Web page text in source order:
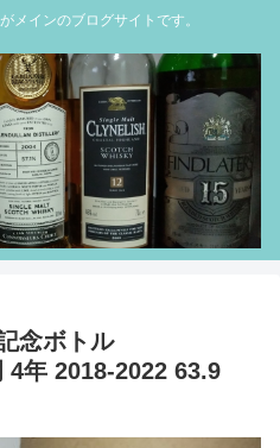
メインのブログサイトです。
念ボトル
4年 2018-2022 63.9